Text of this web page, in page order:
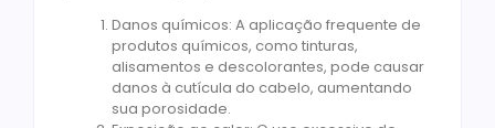
Danos químicos: A aplicação frequente de
produtos químicos, como tinturas,
alisamentos e descolorantes, pode causar
danos à cutícula do cabelo, aumentando
sua porosidade.